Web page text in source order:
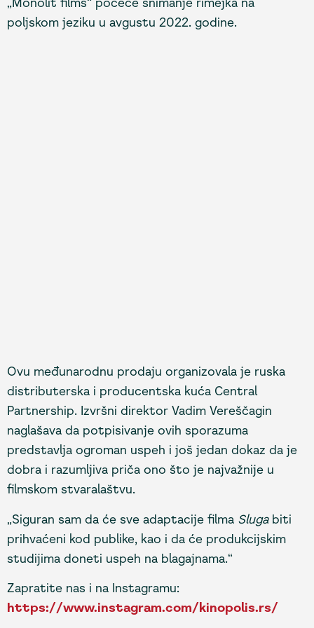
poljskom jeziku u avgustu 2022. godine.
Ovu međunarodnu prodaju organizovala je ruska
distributerska i producentska kuća Central
Partnership. Izvršni direktor Vadim Vereščagin
naglašava da potpisivanje ovih sporazuma
predstavlja ogroman uspeh i još jedan dokaz da je
dobra i razumljiva priča ono što je najvažnije u
filmskom stvaralaštvu.
„Siguran sam da će sve adaptacije filma Slugabiti
prihvaćeni kod publike, kao i da će produkcijskim
studijima doneti uspeh na blagajnama.“
Zapratite nas i na Instagramu:
https://www.instagram.com/kinopolis.rs/